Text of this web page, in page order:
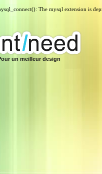
The mysql extension is
un meilleur design